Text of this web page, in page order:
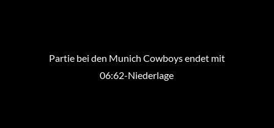
Partie bei den Munich Cowboys endet mit
06:62-Niederlage